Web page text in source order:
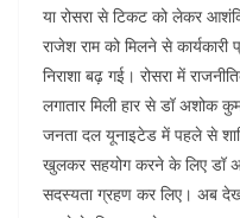
या रोसरा से टिकट को लेकर
राजेश राम को मिलने से
निराशा बढ़ गई। रोसरा में
लगातार मिली हार से डॉ अशोक
जनता दल यूनाइटेड में पहले से
खुलकर सहयोग करने के लिए डॉ
सदस्यता ग्रहण कर लिए। अब